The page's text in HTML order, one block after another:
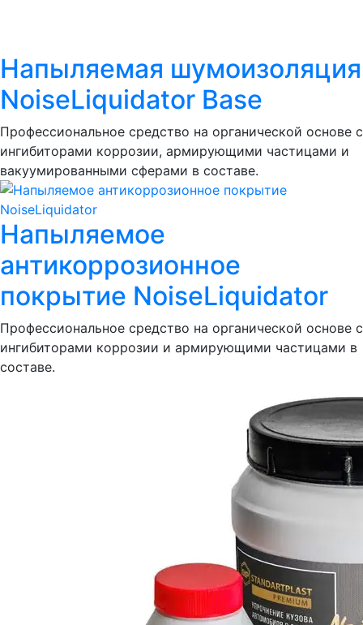
Напыляемая шумоизоляция
NoiseLiquidator Base
Профессиональное средство на органической основе с
ингибиторами коррозии, армирующими частицами и
вакуумированными сферами в составе.
Напыляемое
антикоррозионное
покрытие NoiseLiquidator
Профессиональное средство на органической основе с
ингибиторами коррозии и армирующими частицами в
составе.